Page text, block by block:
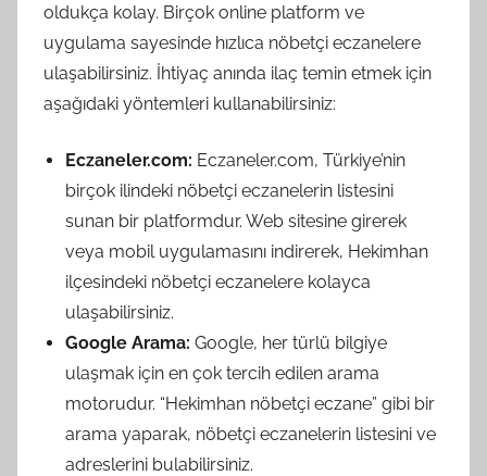
oldukça kolay. Birçok online platform ve
uygulama sayesinde hızlıca nöbetçi eczanelere
ulaşabilirsiniz. İhtiyaç anında ilaç temin etmek için
aşağıdaki yöntemleri kullanabilirsiniz:
Eczaneler.com: Eczaneler.com, Türkiye’nin
birçok ilindeki nöbetçi eczanelerin listesini
sunan bir platformdur. Web sitesine girerek
veya mobil uygulamasını indirerek, Hekimhan
ilçesindeki nöbetçi eczanelere kolayca
ulaşabilirsiniz.
Google Arama: Google, her türlü bilgiye
ulaşmak için en çok tercih edilen arama
motorudur. “Hekimhan nöbetçi eczane” gibi bir
arama yaparak, nöbetçi eczanelerin listesini ve
adreslerini bulabilirsiniz.